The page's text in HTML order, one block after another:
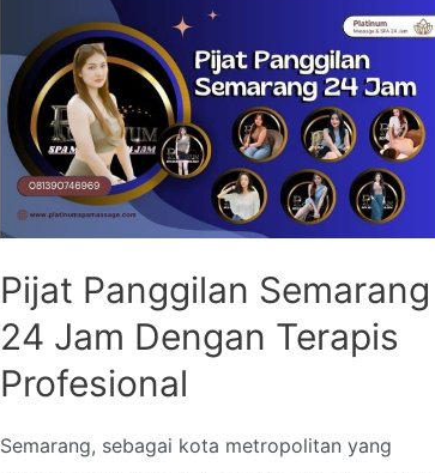
Pijat Panggilan Semarang
24 Jam Dengan Terapis
Profesional
Semarang, sebagai kota metropolitan yang